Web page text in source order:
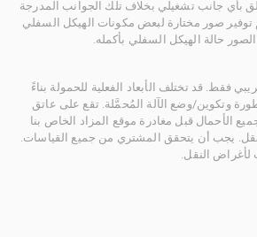
بأي جانب تشغيلي بخلاف تلك الجوانب المدرجة
صور مختارة لبعض مكونات الهيكل السفلي
حالة الهيكل السفلي بأكمله.
فقط. قد تختلف الأبعاد الفعلية للحمولة بناءً
وتكوين/وضع الآلة المُحمَّلة. تقع على عاتق
الأحمال قبل مغادرة موقع المزاد الخاص بنا
يجب أن يتحقق المشتري من جميع القياسات.
لأغراض النقل.